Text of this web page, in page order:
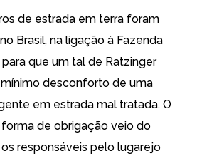
de estrada em terra foram
Brasil, na ligação à Fazenda
para que um tal de Ratzinger
desconforto de uma
em estrada mal tratada. O
de obrigação veio do
responsáveis pelo lugarejo